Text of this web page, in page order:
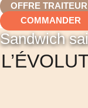
OFFRE TRAITEUR
COMMANDER
Sandwich